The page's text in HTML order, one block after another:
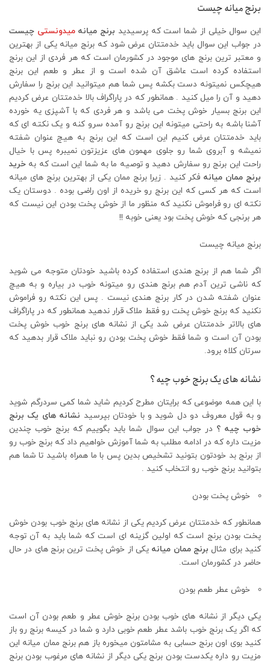
برنج میانه چیست
این سوال خیلی از شما است که پرسیدید برنج میانهمیدونستی چیست
در جواب این سوال باید خدمتتان عرض شود که برنج میانه یکی از بهترین
و معتبر ترین برنج های موجود در کشورمان است که هر فردی از این برنج
استفاده کرده است عاشق آن شده است و از عطر و طعم این برنج
هیچکس نمیتونه دست بکشه پس شما هم میتوانید این برنج را سفارش
دهید و آن را میل کنید . همانطور که در پاراگراف بالا خدمتتان عرض کردیم
این برنج بسیار خوش پخت می باشد و هر فردی که با آشپزی یه خورده
آشنا باشه به راحتی میتونه این برنج رو آمده سرو کنه و یک نکته ای که
باید خدمتتان عرض کنیم این است که این برنج به هیچ عنوان شفته
نمیشه و آبروی شما رو جلوی مهمون های عزیزتون نمیبره پس با خیال
راحت این برنج رو سفارش دهید و توصیه ما به شما این است که به خرید
برنج ممان میانه فکر کنید . زیرا برنج ممان یکی از بهترین برنج های میانه
است که هر کسی که این برنج رو خریده از اون راضی بوده . دوستان یک
نکته ای رو فراموش نکنید که منظور ما از خوش پخت بودن این نیست که
هر برنجی که خوش پخت بود یعنی خوبه !!
برنج میانه چیست
اگر شما هم از برنج هندی استفاده کرده باشید خودتان متوجه می شوید
که ناشی ترین آدم هم برنج هندی رو میتونه خوب در بیاره و به هیچ
عنوان شفته شدن در کار برنج هندی نیست . پس این نکته رو فراموش
نکنید که برنج خوش پخت رو فقط ملاک قرار ندهید همانطور که در پاراگراف
های بالاتر خدمتتان عرض شد یکی از نشانه های برنج خوب خوش پخت
بودن آن است و شما فقط خوش پخت بودن رو نباید ملاک قرار بدهید که
سرتان کلاه برود.
نشانه های یک برنج خوب چیه ؟
با این همه موضوعی که برایتان مطرح کردیم شاید شما کمی سردرگم شوید
و به قول معروف دو دل شوید و با خودتان بپرسید نشانه های یک برنج
خوب چیه ؟ در جواب این سوال شما باید بگوییم که برنج خوب چندین
مزیت داره که در ادامه مطلب به شما آموزش خواهیم داد که برنج خوب رو
از برنج بد خودتون بتونید تشخیص بدین پس با ما همراه باشید تا شما هم
بتوانید برنج خوب رو انتخاب کنید .
خوش پخت بودن
همانطور که خدمتتان عرض کردیم یکی از نشانه های برنج خوب بودن خوش
پخت بودن برنج است که اولین گزینه ای است که شما باید به آن توجه
کنید برای مثال برنج ممان میانهیکی از خوش پخت ترین برنج های در حال
حاضر در کشورمان است.
خوش عطر طعم بودن
یکی دیگر از نشانه های خوب بودن برنج خوش عطر و طعم بودن آن است
که اگر یک برنج خوب باشد عطر طعم خوبی دارد و شما در کیسه برنج رو باز
کنید بوی اون برنج حسابی به مشامتون میخوره باز هم برنج ممان میانه این
مزیت رو داره یکدست بودن برنج یکی دیگر از نشانه های مرغوب بودن برنج